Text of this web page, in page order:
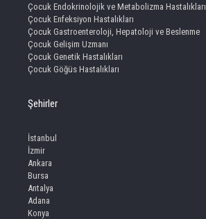
Çocuk Endokrinolojik ve Metabolizma Hastalıkları
Çocuk Enfeksiyon Hastalıkları
Çocuk Gastroenteroloji, Hepatoloji ve Beslenme
Çocuk Gelişim Uzmanı
Çocuk Genetik Hastalıkları
Çocuk Göğüs Hastalıkları
Şehirler
İstanbul
İzmir
Ankara
Bursa
Antalya
Adana
Konya